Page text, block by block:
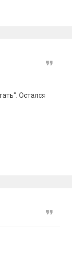
Цитата
Остался
Цитата